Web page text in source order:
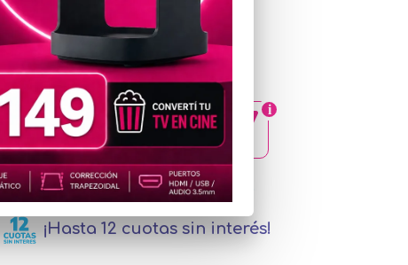
POW53
u$s64,07
Precio
especial
u$s70.67 con MercadoPago
¡Hasta 12 cuotas sin interés!